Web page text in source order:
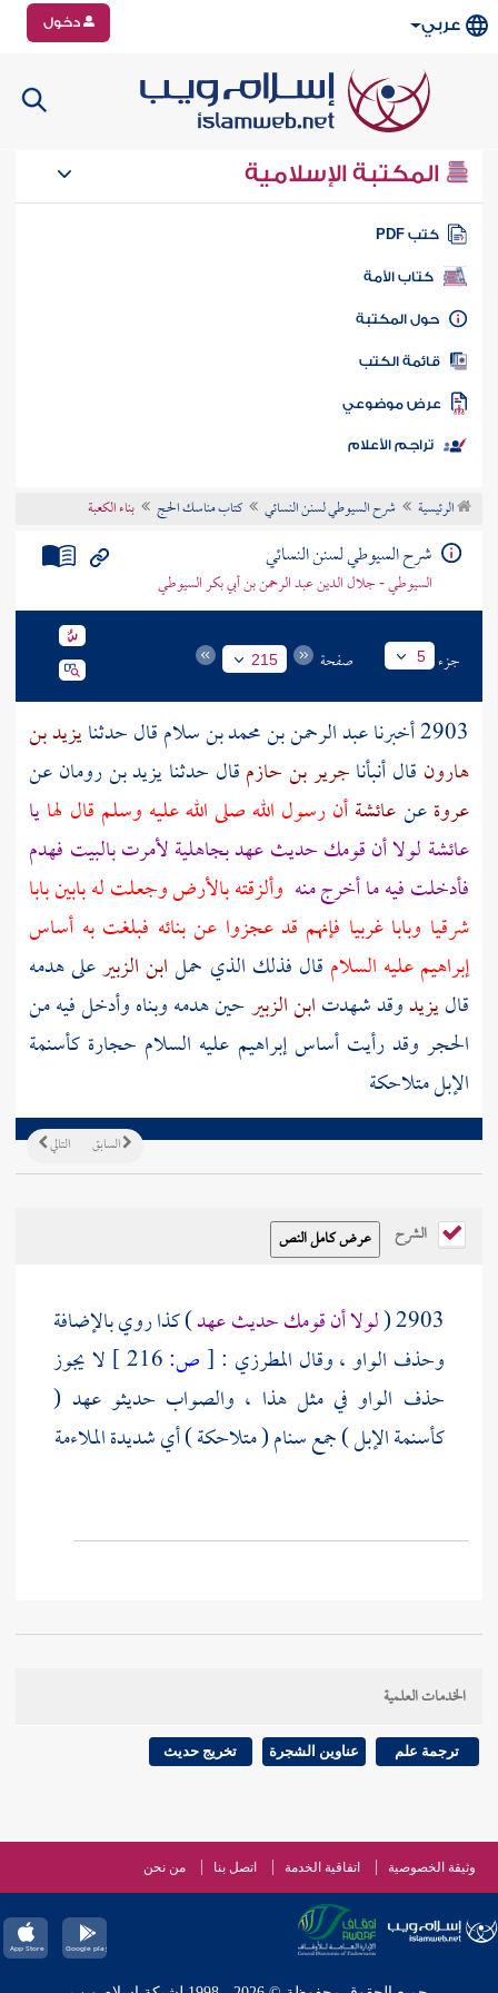
عربي دخول
المكتبة الإسلامية
كتب PDF
كتاب الأمة
المكتبة
الكتب
موضوعي
تراجم الأعلام
الرئيسية شرح السيوطي لسنن النسائي كتاب مناسك الحج بناء الكعبة
شرح السيوطي لسنن النسائي
السيوطي - جلال الدين عبد الرحمن بن أبي بكر السيوطي
جزء 5 صفحة 215
2903 أخبرنا عبد الرحمن بن محمد بن سلامقال حدثنايزيد بن
هارون قال أنبأناجرير بن حازمقال حدثنايزيد بن رومانعن
عروةعنعائشةأن رسول الله صلى الله عليه وسلم قال لهايا
عائشة لولا أن قومك حديث عهد بجاهلية لأمرتبالبيت فهدم
فأدخلت فيه ما أخرج منه وألزقته بالأرض وجعلت له بابين بابا
شرقيا وبابا غربيا فإنهم قد عجزوا عن بنائه فبلغت به أساس
إبراهيمعليه السلام قال فذلك الذي حملابن الزبيرعلى هدمه
قاليزيدوقد شهدتابن الزبيرحين هدمه وبناه وأدخل فيه من
الحجر وقد رأيت أساسإبراهيم عليه السلام حجارة كأسنمة
الإبل متلاحكة
التالي السابق
الشرح
2903 ( لولا أن قومك حديث عهد) كذا روي بالإضافة
وحذف الواو ، وقال المطرزي :
[ص:
لا يجوز
حذف الواو في مثل هذا ، والصواب حديثو عهد (
كأسنمة الإبل ) جمع سنام ( متلاحكة ) أي شديدة الملاءمة
الخدمات العلمية
ترجمة علم عناوين الشجرة تخريج حديث
وثيقة الخصوصية اتفاقية الخدمة اتصل بنا من نحن